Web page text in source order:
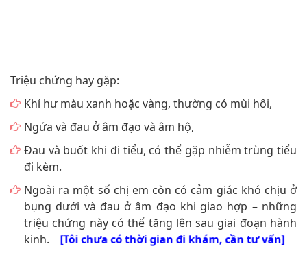
Ngứa và đau ở âm đạo và âm hộ,
Đau và buốt khi đi tiểu, có thể gặp nhiễm trùng tiểu
Ngoài ra một số chị em còn có cảm giác khó chịu ở
bụng dưới và đau ở âm đạo khi giao hợp – những
triệu chứng này có thể tăng lên sau giai đoạn hành
kinh. [Tôi chưa có thời gian đi khám, cần tư vấn]
Biến chứng: Bệnh có thể lây nhiễm cho bạn tình qua
quan hệ tình dục hoặc người mẹ mang thai bị trùng roi
có thể lây cho trẻ khi sinh qua đường tự nhiên.